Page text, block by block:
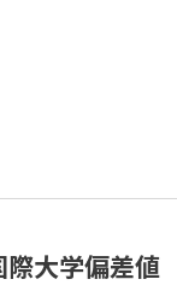
大学偏差値